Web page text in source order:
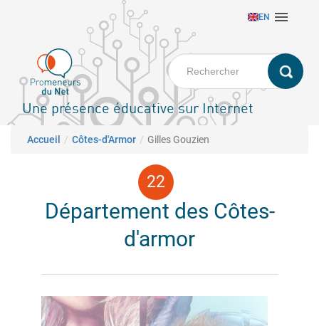
principal
EN 
Une présence éducative sur Internet
Fil d'Ariane
Accueil Côtes-d'Armor Gilles Gouzien
Département des Côtes-
d'armor